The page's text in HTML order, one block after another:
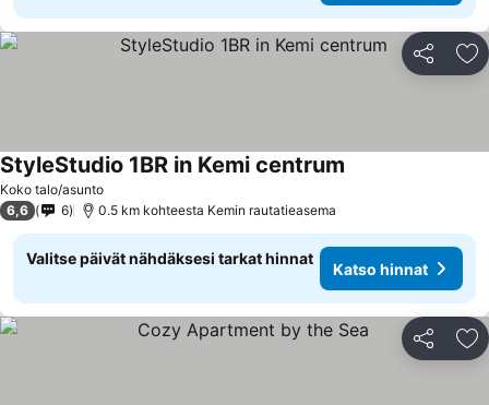
Jaa
Koko talo/asunto
StyleStudio 1BR in Kemi centrum
6,6 6 0.5 km kohteesta Kemin rautatieasema
Valitse päivät nähdäksesi tarkat hinnat
Katso hinnat
Jaa